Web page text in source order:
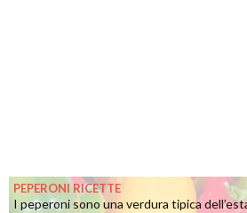
PEPERONI RICETTE
I peperoni sono una verdura tipica